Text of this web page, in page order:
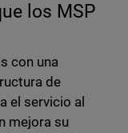
los MSP
con una
de
el servicio al
mejora su